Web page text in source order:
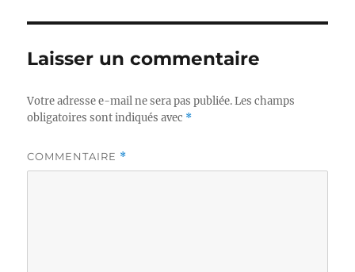
Laisser un commentaire
Votre adresse e-mail ne sera pas publiée. Les champs
obligatoires sont indiqués avec *
COMMENTAIRE *